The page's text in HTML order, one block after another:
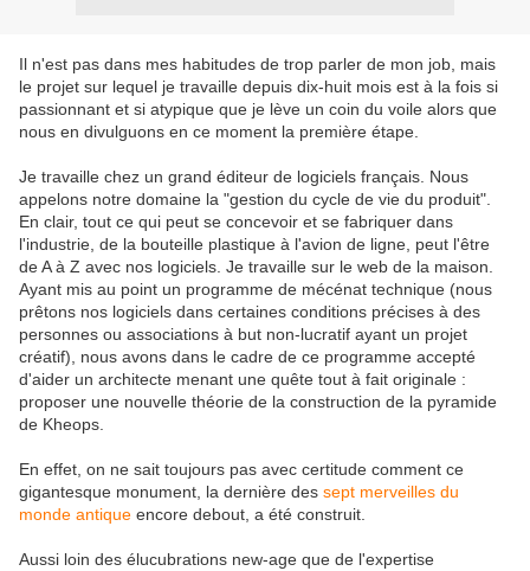
Il n'est pas dans mes habitudes de trop parler de mon job, mais
le projet sur lequel je travaille depuis dix-huit mois est à la fois si
passionnant et si atypique que je lève un coin du voile alors que
nous en divulguons en ce moment la première étape.
Je travaille chez un grand éditeur de logiciels français. Nous
appelons notre domaine la "gestion du cycle de vie du produit".
En clair, tout ce qui peut se concevoir et se fabriquer dans
l'industrie, de la bouteille plastique à l'avion de ligne, peut l'être
de A à Z avec nos logiciels. Je travaille sur le web de la maison.
Ayant mis au point un programme de mécénat technique (nous
prêtons nos logiciels dans certaines conditions précises à des
personnes ou associations à but non-lucratif ayant un projet
créatif), nous avons dans le cadre de ce programme accepté
d'aider un architecte menant une quête tout à fait originale :
proposer une nouvelle théorie de la construction de la pyramide
de Kheops.
En effet, on ne sait toujours pas avec certitude comment ce
gigantesque monument, la dernière des sept merveilles du
monde antique encore debout, a été construit.
Aussi loin des élucubrations new-age que de l'expertise